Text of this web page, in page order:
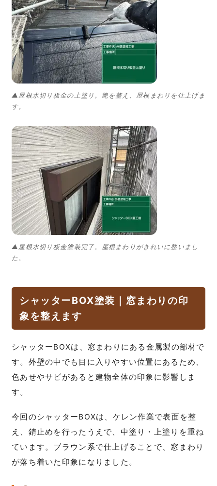
▲屋根水切り板金の上塗り。艶を整え、屋根まわりを仕上げま
す。
▲屋根水切り板金塗装完了。屋根まわりがきれいに整いまし
た。
シャッターBOX塗装｜窓まわりの印
象を整えます
シャッターBOXは、窓まわりにある金属製の部材で
す。外壁の中でも目に入りやすい位置にあるため、
色あせやサビがあると建物全体の印象に影響しま
す。
今回のシャッターBOXは、ケレン作業で表面を整
え、錆止めを行ったうえで、中塗り・上塗りを重ね
ています。ブラウン系で仕上げることで、窓まわり
が落ち着いた印象になりました。